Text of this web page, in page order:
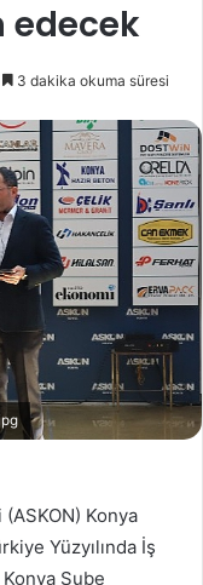
edecek
3 dakika okuma süresi
Konya
Yüzyılında İş
Konya Şube